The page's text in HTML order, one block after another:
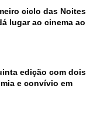
ciclo das Noites
lugar ao cinema ao
edição com dois
e convívio em